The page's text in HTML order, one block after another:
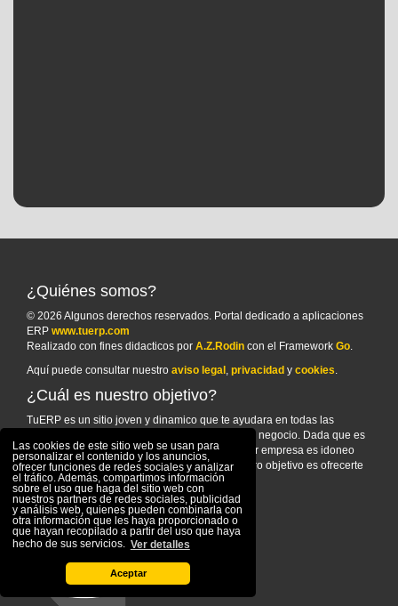
Las cookies de este sitio web se usan para
personalizar el contenido y los anuncios,
ofrecer funciones de redes sociales y analizar
el tráfico. Además, compartimos información
sobre el uso que haga del sitio web con
nuestros partners de redes sociales, publicidad
y análisis web, quienes pueden combinarla con
otra información que les haya proporcionado o
que hayan recopilado a partir del uso que haya
hecho de sus servicios. Ver detalles
Aceptar
¿Quiénes somos?
© 2026 Algunos derechos reservados. Portal dedicado a aplicaciones
ERP www.tuerp.com
Realizado con fines didacticos por A.Z.Rodin con el Framework Go.
Aquí puede consultar nuestro aviso legal, privacidad y cookies.
¿Cuál es nuestro objetivo?
TuERP es un sitio joven y dinamico que te ayudara en todas las
cuestiones sobre elegir un sistema ERP para tu negocio. Dada que es
una cuestion de vital importancia para cualquier empresa es idoneo
recopilar la maxima información posible. Nuestro objetivo es ofrecerte
esta información.